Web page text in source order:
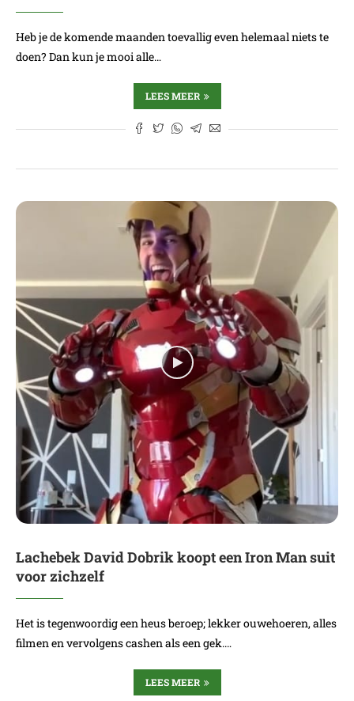
Heb je de komende maanden toevallig even helemaal niets te
doen? Dan kun je mooi alle…
LEES MEER
Lachebek David Dobrik koopt een Iron Man suit
voor zichzelf
Het is tegenwoordig een heus beroep; lekker ouwehoeren, alles
filmen en vervolgens cashen als een gek.…
LEES MEER